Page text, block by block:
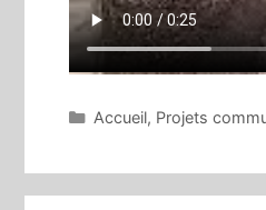
Catégories
Accueil, Projets